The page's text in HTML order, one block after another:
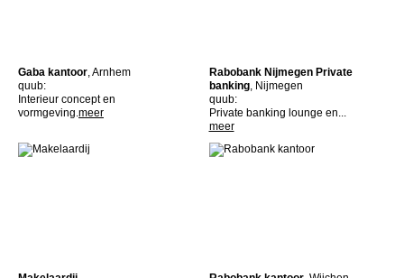
Gaba kantoor , Arnhem
quub:
Interieur concept en
vormgeving. meer
Rabobank Nijmegen Private
banking, Nijmegen
quub:
Private banking lounge en...
meer